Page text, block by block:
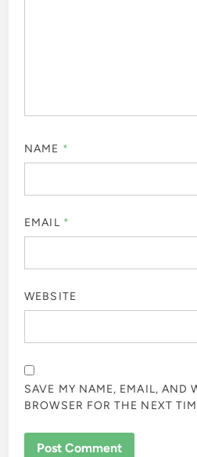
NAME *
EMAIL *
WEBSITE
SAVE MY NAME, EMAIL, AND
BROWSER FOR THE NEXT